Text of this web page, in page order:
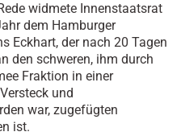
widmete Innenstaatsrat
dem Hamburger
Eckhart, der nach 20 Tagen
den schweren, ihm durch
Fraktion in einer
und
war, zugefügten
ist.